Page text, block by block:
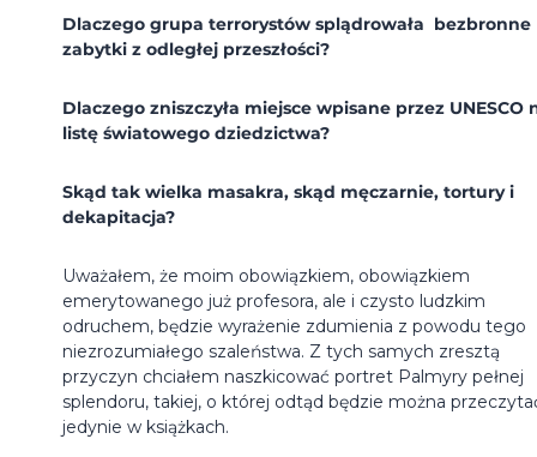
Dlaczego grupa terrorystów splądrowała bezbronne
zabytki z odległej przeszłości?
Dlaczego zniszczyła miejsce wpisane przez UNESCO
listę światowego dziedzictwa?
Skąd tak wielka masakra, skąd męczarnie, tortury i
dekapitacja?
Uważałem, że moim obowiązkiem, obowiązkiem
emerytowanego już profesora, ale i czysto ludzkim
odruchem, będzie wyrażenie zdumienia z powodu tego
niezrozumiałego szaleństwa. Z tych samych zresztą
przyczyn chciałem naszkicować portret Palmyry pełnej
splendoru, takiej, o której odtąd będzie można
jedynie w książkach.